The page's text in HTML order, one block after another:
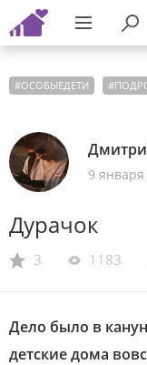
#ОСОБЫЕДЕТИ #
9
Дурачок
3 1183
Дело было в
детские дома